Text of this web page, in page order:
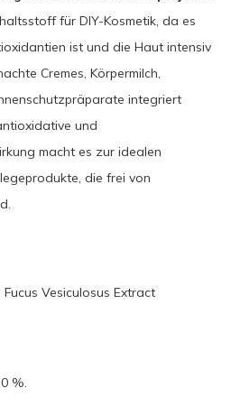
für DIY-Kosmetik, da es
ist und die Haut intensiv
Cremes, Körpermilch,
integriert
und
macht es zur idealen
die frei von
Vesiculosus Extract
%.